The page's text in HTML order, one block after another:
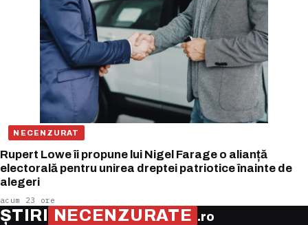
NECENZURAT
Rupert Lowe îi propune lui Nigel Farage o alianță
electorală pentru unirea dreptei patriotice înainte de
alegeri
acum 23 ore
ȘTIRI NECENZURATE .ro